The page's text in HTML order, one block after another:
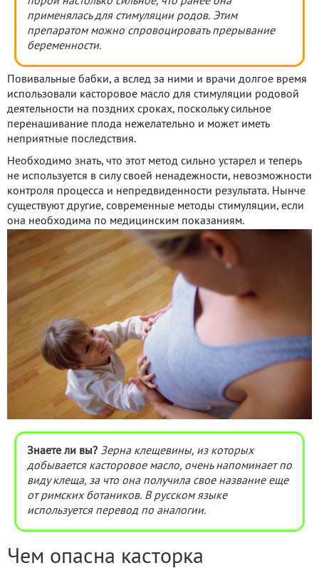
применялась для стимуляции родов. Этим
препаратом можно спровоцировать прерывание
беременности.
Повивальные бабки, а вслед за ними и врачи долгое время
использовали касторовое масло для стимуляции родовой
деятельности на поздних сроках, поскольку сильное
перенашивание плода нежелательно и может иметь
неприятные последствия.
Необходимо знать, что этот метод сильно устарел и теперь
не используется в силу своей ненадежности, невозможности
контроля процесса и непредвиденности результата. Нынче
существуют другие, современные методы стимуляции, если
она необходима по медицинским показаниям.
Знаете ли вы? Зерна клещевины, из которых
добывается касторовое масло, очень напоминает по
виду клеща, за что она получила свое название еще
от римских ботаников. В русском языке
используется перевод по аналогии.
Чем опасна касторка